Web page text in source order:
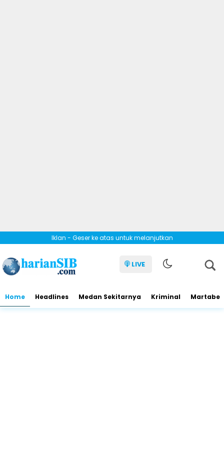
Iklan - Geser ke atas untuk melanjutkan
LIVE
Home Headlines Medan Sekitarnya Kriminal Martabe